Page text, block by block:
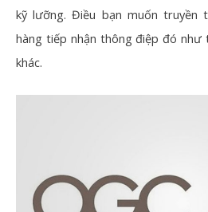
kỹ lưỡng. Điều bạn muốn truyền
hàng tiếp nhận thông điệp đó như
khác.